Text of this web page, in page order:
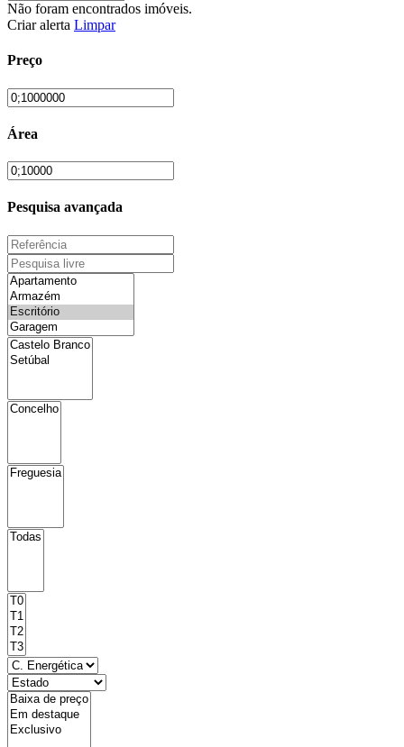
Não foram encontrados imóveis.
Criar alerta Limpar
Preço
Área
Pesquisa avançada